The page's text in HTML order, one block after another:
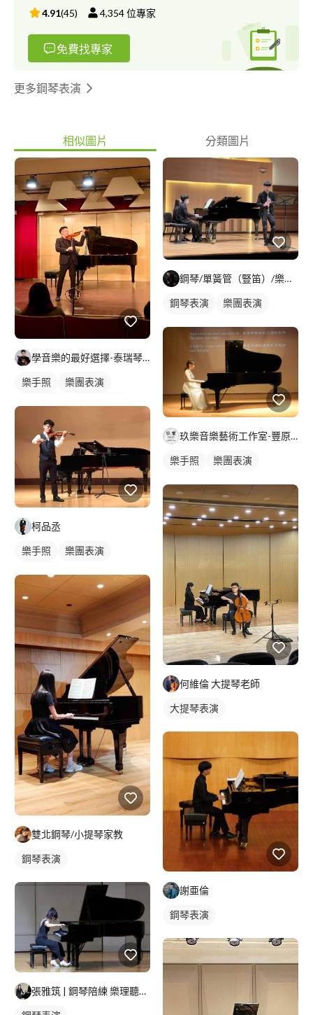
4.91(45) 4,354位專家
免費找專家
更多鋼琴表演
相似圖片 分類圖片
學音樂的最好選擇-泰瑞琴人TerryViolin
樂手照
樂團表演
柯品丞
樂手照
樂團表演
雙北鋼琴/小提琴家教
鋼琴表演
張雅筑 | 鋼琴陪練 樂理聽寫練習?
鋼琴/單簧管（豎笛）/樂理教學 - 簡璽恆
鋼琴表演
樂團表演
玖樂音樂藝術工作室-豐原教室(請直接填寫課程表單/加LINE
樂手照
樂團表演
何維倫 大提琴老師
大提琴表演
謝亜倫
鋼琴表演